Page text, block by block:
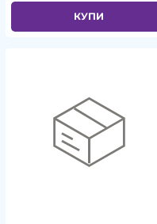
КУПИ